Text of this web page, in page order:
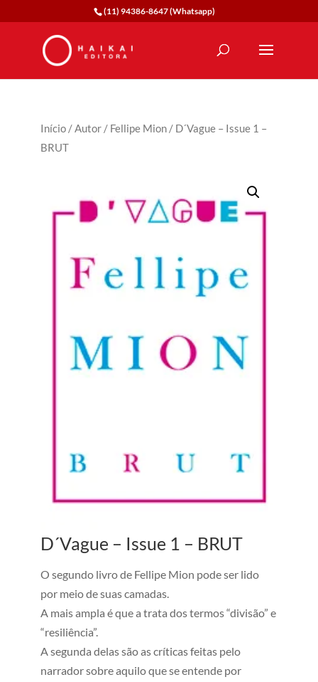
(11) 94386-8647 (Whatsapp)
Início/Autor/ Fellipe Mion/ D´Vague – Issue 1 –
BRUT
D´Vague – Issue 1 – BRUT
O segundo livro de Fellipe Mion pode ser lido
por meio de suas camadas.
A mais ampla é que a trata dos termos “divisão” e
“resiliência”.
A segunda delas são as críticas feitas pelo
narrador sobre aquilo que se entende por